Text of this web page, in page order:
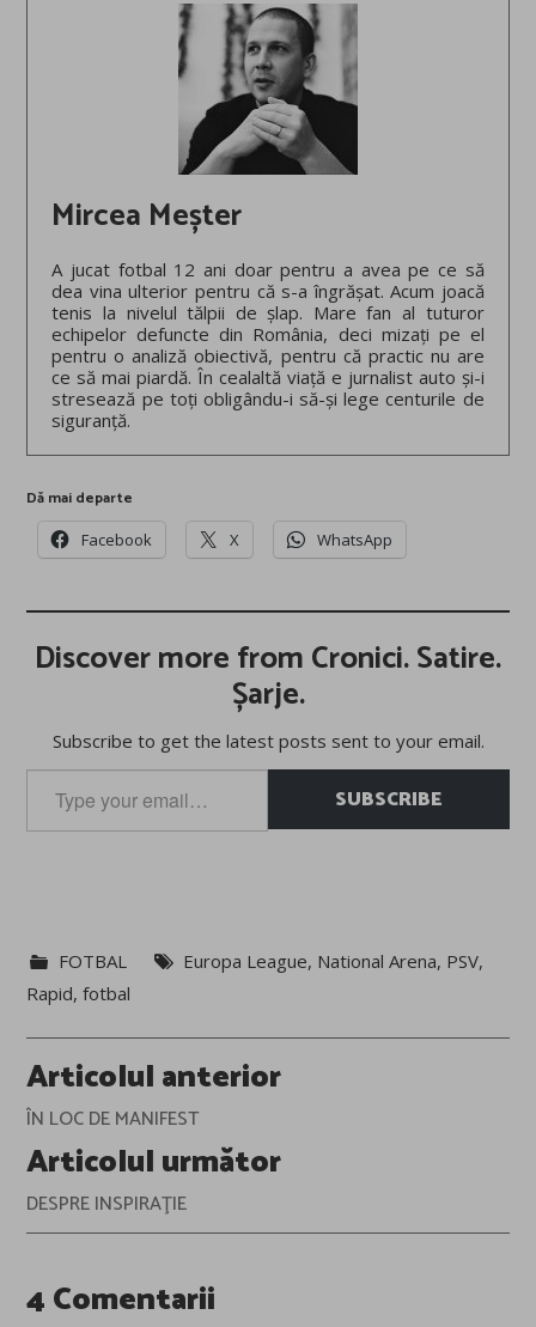
Mircea Meșter
A jucat fotbal 12 ani doar pentru a avea pe ce să
dea vina ulterior pentru că s-a îngrășat. Acum joacă
tenis la nivelul tălpii de șlap. Mare fan al tuturor
echipelor defuncte din România, deci mizați pe el
pentru o analiză obiectivă, pentru că practic nu are
ce să mai piardă. În cealaltă viață e jurnalist auto și-i
stresează pe toți obligându-i să-și lege centurile de
siguranță.
Dă mai departe
Facebook X WhatsApp
Discover more from Cronici. Satire.
Șarje.
Subscribe to get the latest posts sent to your email.
your
email…
SUBSCRIBE
FOTBAL Europa League, National Arena, PSV,
Rapid,fotbal
Post
navigation
Articolul anterior
ÎN LOC DE MANIFEST
Articolul următor
DESPRE INSPIRAŢIE
4 Comentarii